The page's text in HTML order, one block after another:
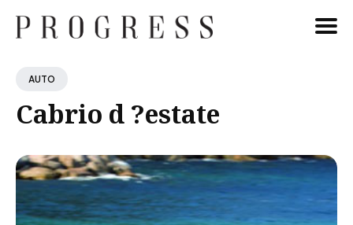
Cerca
AUTO
Cabrio d ?estate